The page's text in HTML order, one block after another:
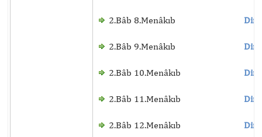
2.Bâb 8.Menâkıb
2.Bâb 9.Menâkıb
2.Bâb 10.Menâkıb
2.Bâb 11.Menâkıb
2.Bâb 12.Menâkıb